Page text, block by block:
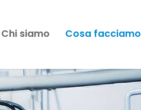
Chi siamo Cosa facciamo